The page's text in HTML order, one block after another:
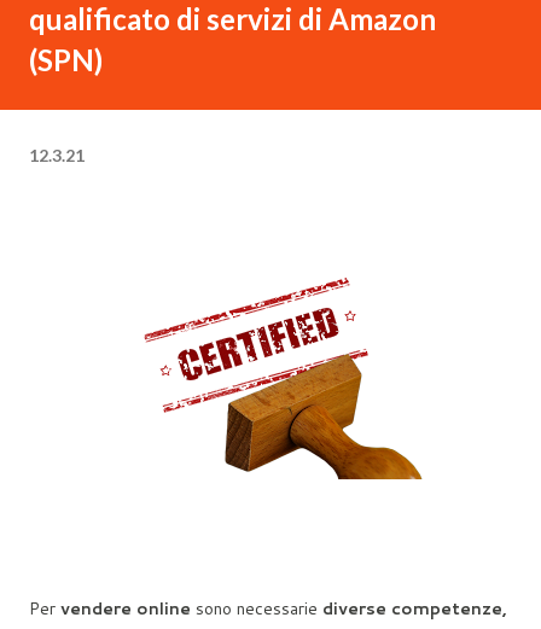
qualificato di servizi di Amazon
(SPN)
12.3.21
Per vendere online sono necessarie diverse competenze,